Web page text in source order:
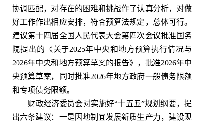
协调匹配，对存在的困难和挑战作了认真分析，对做
好工作作出相应安排，符合预算法规定，总体可行。
建议第十四届全国人民代表大会第四次会议批准国务
院提出的《关于2025年中央和地方预算执行情况与
2026年中央和地方预算草案的报告》，批准2026年中
央预算草案，同时批准2026年地方政府一般债务限额
和专项债务限额。
财政经济委员会对实施好“十五五”规划纲要，提
出六条建议：一是因地制宜发展新质生产力，建设现